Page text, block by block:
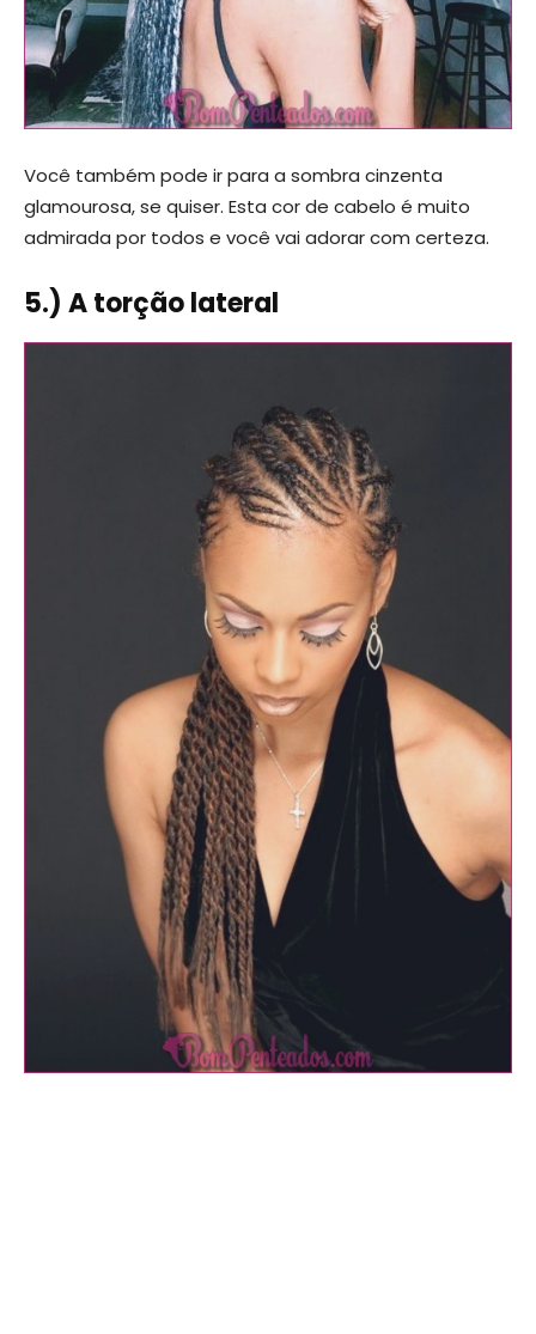
Você também pode ir para a sombra cinzenta
glamourosa, se quiser. Esta cor de cabelo é muito
admirada por todos e você vai adorar com certeza.
5.) A torção lateral